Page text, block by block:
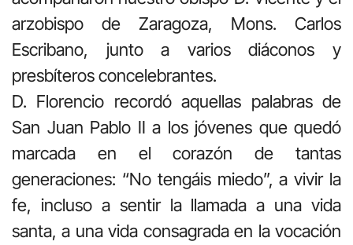
arzobispo de Zaragoza, Mons. Carlos
Escribano, junto a varios diáconos y
presbíteros concelebrantes.
D. Florencio recordó aquellas palabras de
San Juan Pablo II a los jóvenes que quedó
marcada en el corazón de tantas
generaciones: “No tengáis miedo”, a vivir la
fe, incluso a sentir la llamada a una vida
santa, a una vida consagrada en la vocación